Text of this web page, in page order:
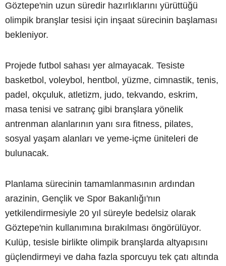
Göztepe'nin uzun süredir hazırlıklarını yürüttüğü
olimpik branşlar tesisi için inşaat sürecinin başlaması
bekleniyor.
Projede futbol sahası yer almayacak. Tesiste
basketbol, voleybol, hentbol, yüzme, cimnastik, tenis,
padel, okçuluk, atletizm, judo, tekvando, eskrim,
masa tenisi ve satranç gibi branşlara yönelik
antrenman alanlarının yanı sıra fitness, pilates,
sosyal yaşam alanları ve yeme-içme üniteleri de
bulunacak.
Planlama sürecinin tamamlanmasının ardından
arazinin, Gençlik ve Spor Bakanlığı'nın
yetkilendirmesiyle 20 yıl süreyle bedelsiz olarak
Göztepe'nin kullanımına bırakılması öngörülüyor.
Kulüp, tesisle birlikte olimpik branşlarda altyapısını
güçlendirmeyi ve daha fazla sporcuyu tek çatı altında